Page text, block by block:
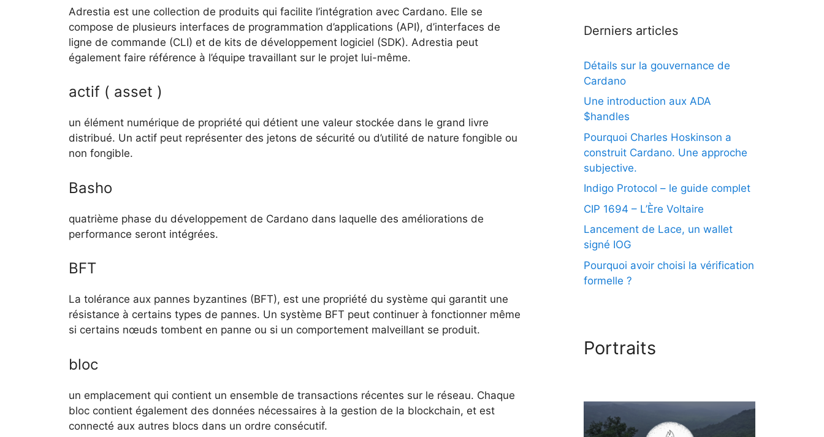
Adrestia est une collection de produits qui facilite l’intégration avec Cardano. Elle se
compose de plusieurs interfaces de programmation d’applications (API), d’interfaces de
ligne de commande (CLI) et de kits de développement logiciel (SDK). Adrestia peut
également faire référence à l’équipe travaillant sur le projet lui-même.
actif ( asset )
un élément numérique de propriété qui détient une valeur stockée dans le grand livre
distribué. Un actif peut représenter des jetons de sécurité ou d’utilité de nature fongible ou
non fongible.
Basho
quatrième phase du développement de Cardano dans laquelle des améliorations de
performance seront intégrées.
BFT
La tolérance aux pannes byzantines (BFT), est une propriété du système qui garantit une
résistance à certains types de pannes. Un système BFT peut continuer à fonctionner même
si certains nœuds tombent en panne ou si un comportement malveillant se produit.
bloc
un emplacement qui contient un ensemble de transactions récentes sur le réseau. Chaque
bloc contient également des données nécessaires à la gestion de la blockchain, et est
connecté aux autres blocs dans un ordre consécutif.
Derniers articles
Détails sur la gouvernance de
Cardano
Une introduction aux ADA
$handles
Pourquoi Charles Hoskinson a
construit Cardano. Une approche
subjective.
Indigo Protocol – le guide complet
CIP 1694 – L’Ère Voltaire
Lancement de Lace, un wallet
signé IOG
Pourquoi avoir choisi la vérification
formelle ?
Portraits